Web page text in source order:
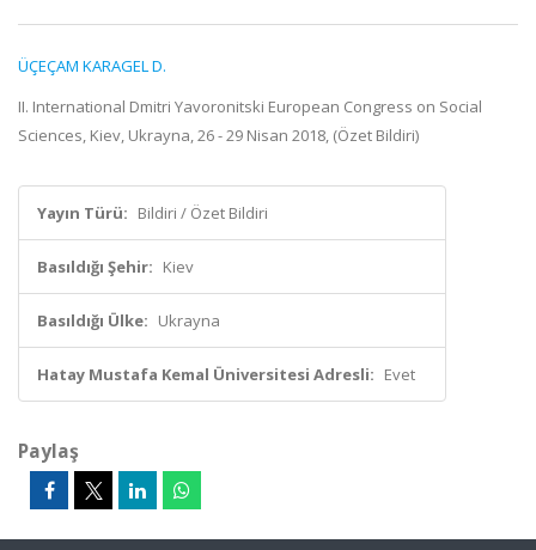
ÜÇEÇAM KARAGEL D.
II. International Dmitri Yavoronitski European Congress on Social
Sciences, Kiev, Ukrayna, 26 - 29 Nisan 2018, (Özet Bildiri)
Yayın Türü: Bildiri / Özet Bildiri
Basıldığı Şehir: Kiev
Basıldığı Ülke: Ukrayna
Hatay Mustafa Kemal Üniversitesi Adresli: Evet
Paylaş